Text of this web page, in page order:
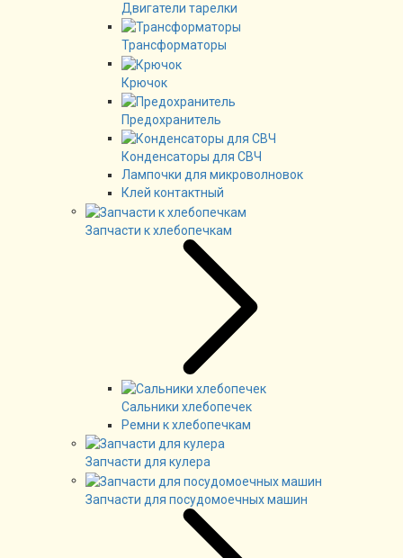
Двигатели тарелки
Трансформаторы
Крючок
Предохранитель
Конденсаторы для СВЧ
Лампочки для микроволновок
Клей контактный
Запчасти к хлебопечкам
Сальники хлебопечек
Ремни к хлебопечкам
Запчасти для кулера
Запчасти для посудомоечных машин